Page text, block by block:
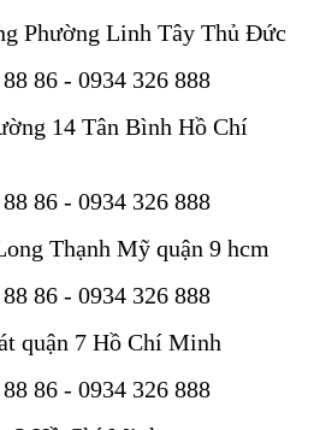
Phường Linh Tây Thủ Đức
86 - 0934 326 888
14 Tân Bình Hồ Chí
86 - 0934 326 888
Thạnh Mỹ quận 9 hcm
86 - 0934 326 888
quận 7 Hồ Chí Minh
86 - 0934 326 888